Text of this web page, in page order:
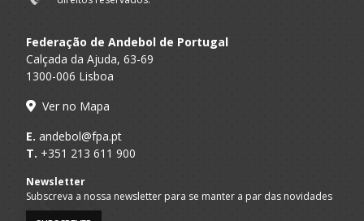
A.A. Aveiro
2013/14
Casa Povo
2012/13
A.A. Aveiro
Federação de Andebol de Portugal
Calçada da Ajuda, 63-69
1300-006 Lisboa
Ver no Mapa
E. andebol@fpa.pt
T. +351 213 611 900
Newsletter
Subscreva a nossa newsletter para se manter a par das novidades